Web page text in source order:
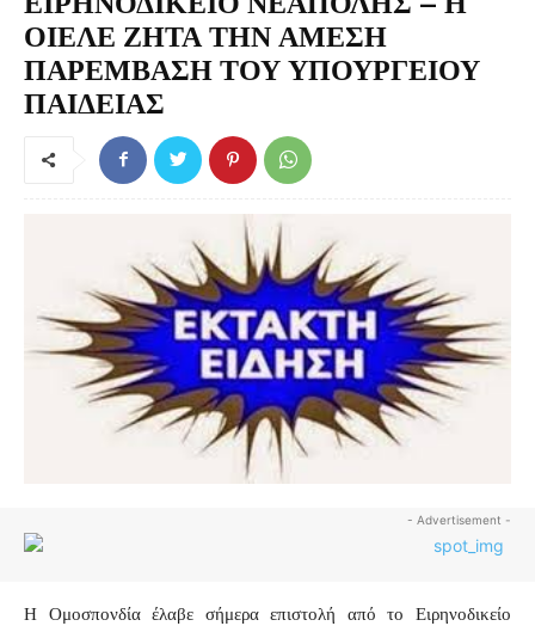
ΟΙΕΛΕ ΖΗΤΑ ΤΗΝ ΑΜΕΣΗ
ΠΑΡΕΜΒΑΣΗ ΤΟΥ ΥΠΟΥΡΓΕΙΟΥ
ΠΑΙΔΕΙΑΣ
- Advertisement -
Η Ομοσπονδία έλαβε σήμερα επιστολή από το Ειρηνοδικείο